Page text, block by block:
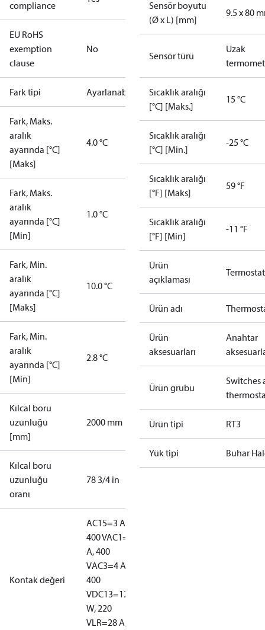
compliance
EU RoHS
exemption
clause
No
Fark tipi Ayarlanabilir
Fark, Maks.
aralık
ayarında [°C]
[Maks]
4.0 °C
Fark, Maks.
aralık
ayarında [°C]
[Min]
1.0 °C
Fark, Min.
aralık
ayarında [°C]
[Maks]
10.0 °C
Fark, Min.
aralık
ayarında [°C]
[Min]
2.8 °C
Kılcal boru
uzunluğu
[mm]
2000 mm
Kılcal boru
uzunluğu
oranı
78 3/4 in
Kontak değeri
AC15=3 A,
400 VAC1=10
A, 400
VAC3=4 A,
400
VDC13=12
W, 220
VLR=28 A,
Sensör boyutu
(Ø x L) [mm]
9.5 x 80
Sensör türü
Uzak
Sıcaklık aralığı
[°C] [Maks.]
15 °C
Sıcaklık aralığı
[°C] [Min.]
-25 °C
Sıcaklık aralığı
[°F] [Maks]
59 °F
Sıcaklık aralığı
[°F] [Min]
-11 °F
Ürün
açıklaması
Termostat
Ürün adı
Ürün
aksesuarları
Anahtar
Ürün grubu
Switches
Ürün tipi RT3
Yük tipi Buhar